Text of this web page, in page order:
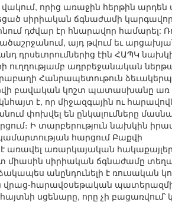
որից առաջին հերթին արդեն
սիրիական ճգնաժամի
դժվար էր հնարավոր համարել:
այդ թվում եւ
դրսեւորումներից էին ՀԱՊԿ
ուղղությամբ ադրբեջանական
Հանրապետութուն
բավական կոշտ պատասխանը առ
է, որ միջազգային ու
փոխվել են ընկալումները
Ի տարբերություն նախկին
հարցում Բաքվի
առարկայական
միասին սիրիական ճգնաժամը
անընդունելի է ռուսական
են վրաց-հարավօսեթական
սցենարը, որը չի բացառվում՝